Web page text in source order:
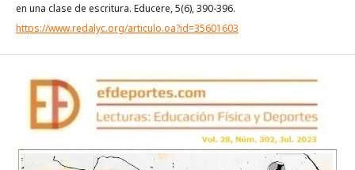
en una clase de escritura. Educere, 5(6), 390-396.
https://www.redalyc.org/articulo.oa?id=35601603